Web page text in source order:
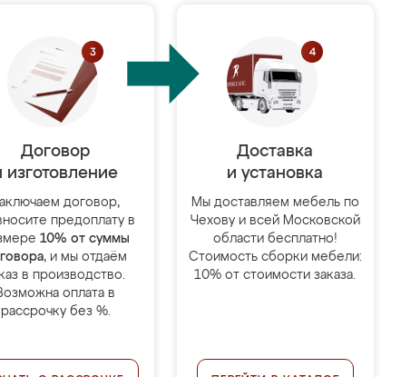
Договор
изготовление
договор,
предоплату в
10% от суммы
, и мы отдаём
в производство.
оплата в
рассрочку без %.
Доставка
и установка
Мы доставляем мебель по
Чехову и всей Московской
области бесплатно!
Стоимость сборки мебели:
10% от стоимости заказа.